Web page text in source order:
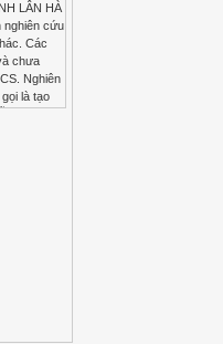
Nam. PHẦN TỔNG QUAN TÀI LIỆU NGHIÊN CỨU Ánh sáng và màu sắc cùng các vấn đề cĩ liên quan khác là đối tượng được nghiên cứu, xem xét để tìm hiểu khả năng diễn đạt, biểu hiện nội dung, nghệ thuật trong tác phẩm phim truyện. Cĩ nhiều tài liệu nghiên cứu, bàn luận về khả năng, chức năng của ánh sáng, màu sắc trong điện ảnh và chúng cĩ vai trị quan trọng trong nghiên cứu đề tài Ngơn ngữ ánh sáng và màu sắc trong tạo hình điện ảnh phim truyện. Các tài liệu này được tĩm lược theo các nhĩm: Nhĩm tài liệu về tạo hình điện ảnh và ngơn ngữ điện ảnh Nhĩm tài liệu về tạo hình điện ảnh Lịch sử điện ảnh thế giới, [11]